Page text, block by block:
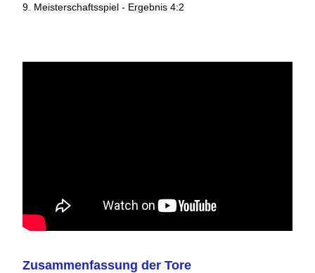
9. Meisterschaftsspiel - Ergebnis 4:2
Zusammenfassung der Tore